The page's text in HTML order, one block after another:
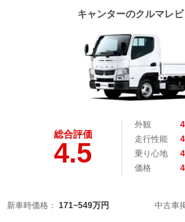
キャンターのクルマレ
総合評価
4.5
外観
走行性能
乗り心地
価格
新車時価格： 171~549万円 中古車